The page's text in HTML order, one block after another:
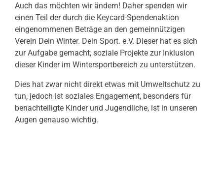
Auch das möchten wir ändern! Daher spenden wir
einen Teil der durch die Keycard-Spendenaktion
eingenommenen Beträge an den gemeinnützigen
Verein Dein Winter. Dein Sport. e.V. Dieser hat es sich
zur Aufgabe gemacht, soziale Projekte zur Inklusion
dieser Kinder im Wintersportbereich zu unterstützen.
Dies hat zwar nicht direkt etwas mit Umweltschutz zu
tun, jedoch ist soziales Engagement, besonders für
benachteiligte Kinder und Jugendliche, ist in unseren
Augen genauso wichtig.